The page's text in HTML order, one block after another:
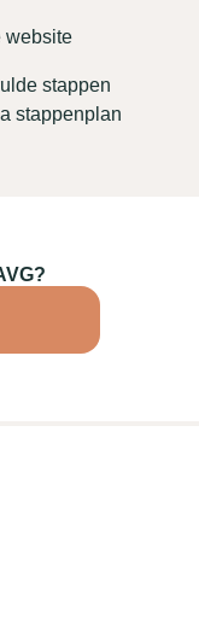
website
stappen
stappenplan